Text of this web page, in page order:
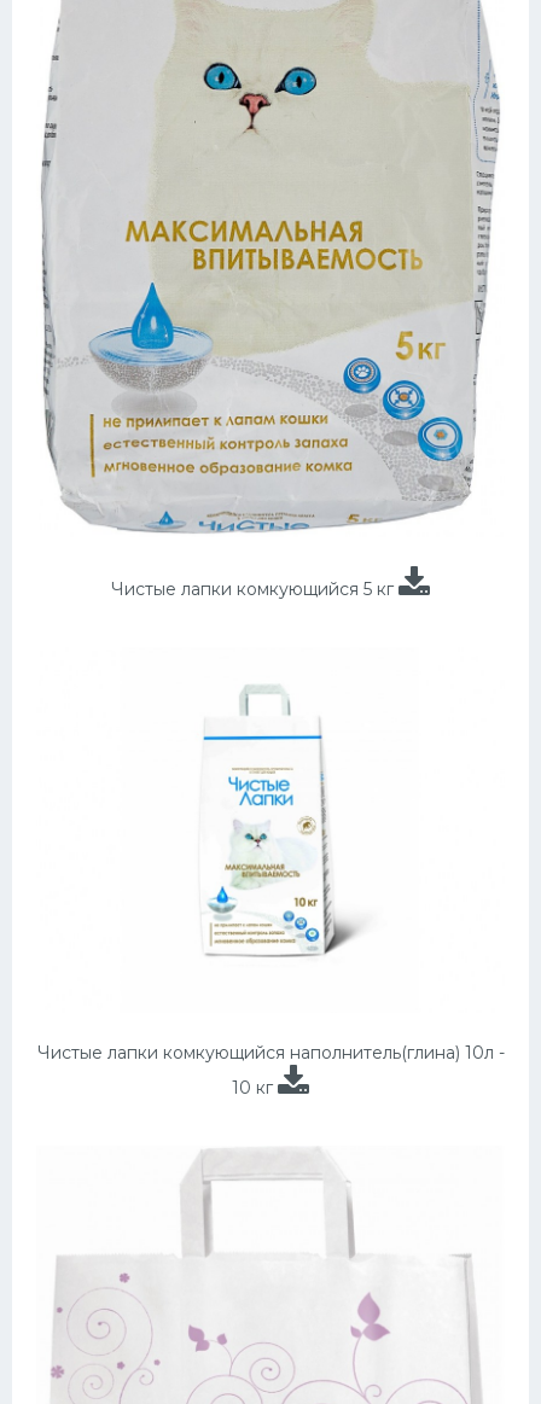
Чистые лапки комкующийся 5 кг
Чистые лапки комкующийся наполнитель(глина) 10л -
10 кг